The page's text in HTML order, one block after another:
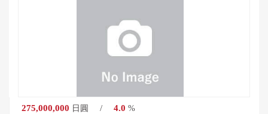
275,000,000 日圓 / 4.0 %